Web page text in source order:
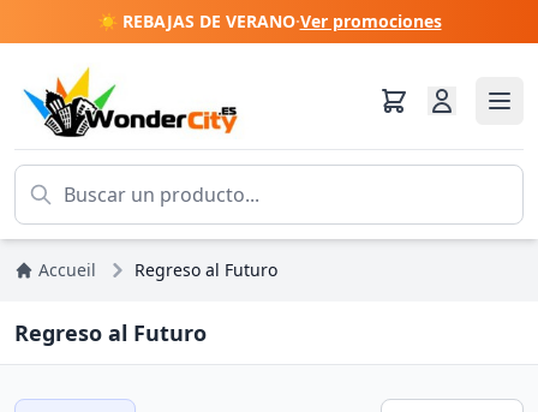
☀️ REBAJAS DE VERANO·Ver promociones
Accueil Regreso al Futuro
Regreso al Futuro